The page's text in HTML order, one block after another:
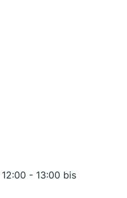
- 13:00 bis